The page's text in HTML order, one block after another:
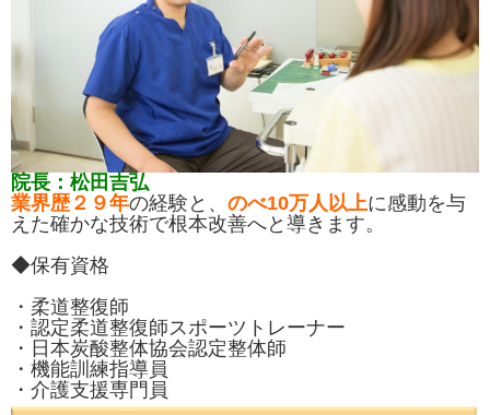
院長：松田吉弘
業界歴２９年の経験と、 のべ10万人以上に感動を与
えた確かな技術で根本改善へと導きます。
◆保有資格
・柔道整復師
・認定柔道整復師スポーツトレーナー
・日本炭酸整体協会認定整体師
・機能訓練指導員
・介護支援専門員